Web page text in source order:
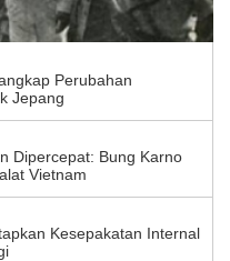
Perubahan
Jepang
Dipercepat: Bung Karno
Vietnam
Kesepakatan Internal